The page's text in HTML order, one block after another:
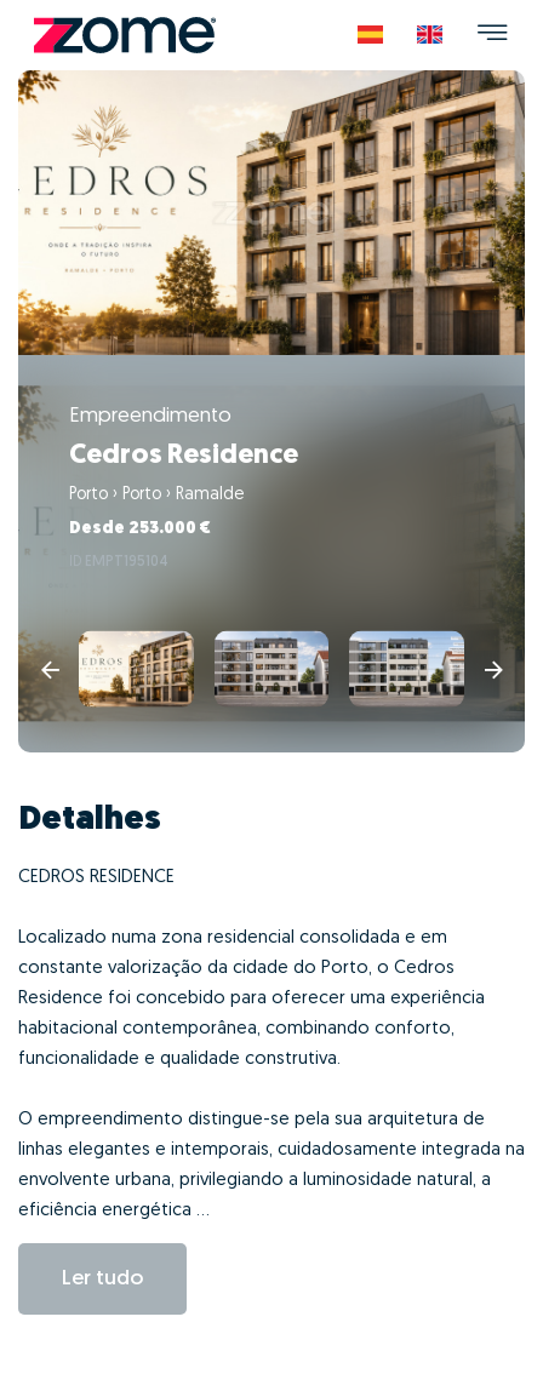
Empreendimento
Cedros Residence
Porto › Porto › Ramalde
Desde 253.000 €
EMPT195104
Detalhes
CEDROS RESIDENCE
Localizado numa zona residencial consolidada e em
constante valorização da cidade do Porto, o Cedros
Residence foi concebido para oferecer uma experiência
habitacional contemporânea, combinando conforto,
funcionalidade e qualidade construtiva.
O empreendimento distingue-se pela sua arquitetura de
linhas elegantes e intemporais, cuidadosamente integrada na
envolvente urbana, privilegiando a luminosidade natural, a
eficiência energética ...
Ler tudo